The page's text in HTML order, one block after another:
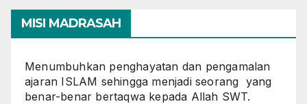
MISI MADRASAH
Menumbuhkan penghayatan dan pengamalan
ajaran ISLAM sehingga menjadi seorang yang
benar-benar bertaqwa kepada Allah SWT.